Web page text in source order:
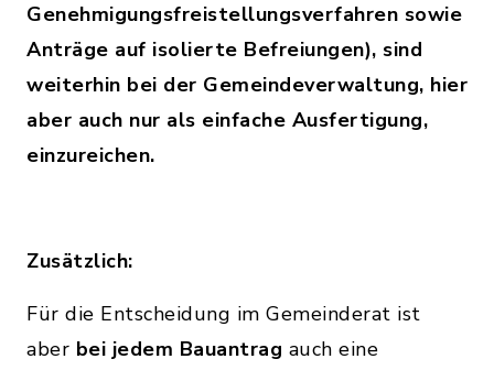
Genehmigungsfreistellungsverfahren sowie
Anträge auf isolierte Befreiungen), sind
weiterhin bei der Gemeindeverwaltung, hier
aber auch nur als einfache Ausfertigung,
einzureichen.
Zusätzlich:
Für die Entscheidung im Gemeinderat ist
aber bei jedem Bauantrag auch eine